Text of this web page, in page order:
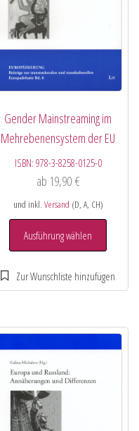
Gender Mainstreaming im
Mehrebenensystem der EU
ISBN: 978-3-8258-0125-0
ab 19,90 €
und inkl. Versand (D, A, CH)
Ausführung wählen